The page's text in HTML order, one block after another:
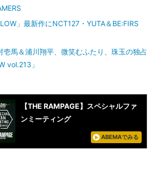
LOW」最新作にNCT127・YUTA＆BE:FIRS
壱馬＆浦川翔平、微笑むふたり、珠玉の独占
vol.213」
【THE RAMPAGE】スペシャルファ
ンミーティング
ABEMAでみる